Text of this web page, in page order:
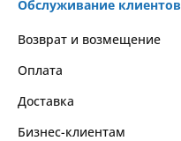
Обслуживание клиентов
Возврат и возмещение
Оплата
Доставка
Бизнес-клиентам